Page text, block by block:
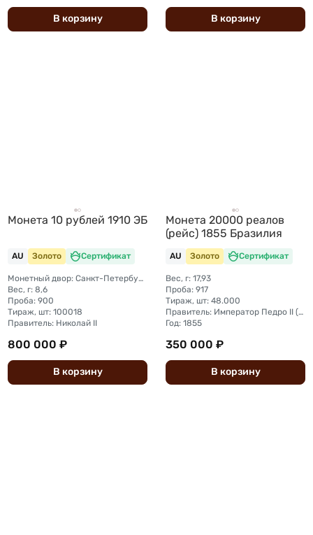
В корзину В корзину
Монета 10 рублей 1910 ЭБ
AU Золото Сертификат
Монетный двор: Санкт-Петербургский монетный двор
Вес, г: 8,6
Проба: 900
Тираж, шт: 100018
Правитель: Николай II
800 000 ₽
В корзину
Монета 20000 реалов
(рейс) 1855 Бразилия
AU Золото Сертификат
Вес, г: 17,93
Проба: 917
Тираж, шт: 48.000
Правитель: Император Педро II (1831 - 1889)
Год: 1855
350 000 ₽
В корзину